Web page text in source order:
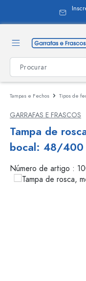
Tampas e Fechos Tipos de
GARRAFAS E FRASCOS
Tampa de
bocal: 48/400
Número de artigo :